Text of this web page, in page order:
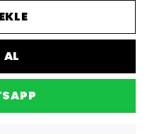
AL